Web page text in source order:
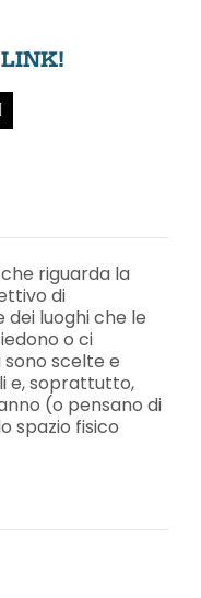
riguarda la
di
dei luoghi che le
o ci
sono scelte e
e, soprattutto,
(o pensano di
spazio fisico